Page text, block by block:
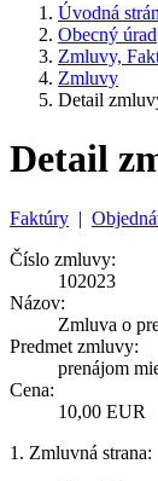
Úvodná
Obecný úrad
Zmluvy,
Zmluvy
Detail
Detail
Faktúry |
Číslo zmluvy:
102023
Názov:
Zmluva o
Predmet zmluvy:
prenájom
Cena:
10,00 EUR
1. Zmluvná strana: